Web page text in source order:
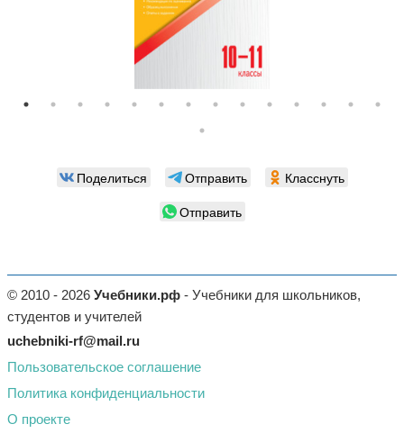
Поделиться Отправить
Класснуть
Отправить
© 2010 - 2026 Учебники.рф - Учебники для школьников,
студентов и учителей
uchebniki-rf@mail.ru
Пользовательское соглашение
Политика конфиденциальности
О проекте